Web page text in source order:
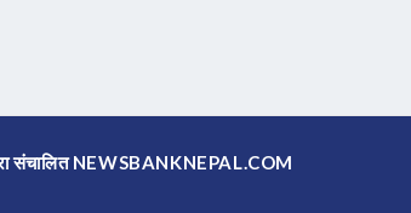
संचालित NEWSBANKNEPAL.COM